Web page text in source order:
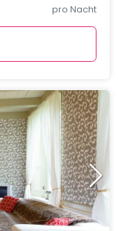
pro Nacht